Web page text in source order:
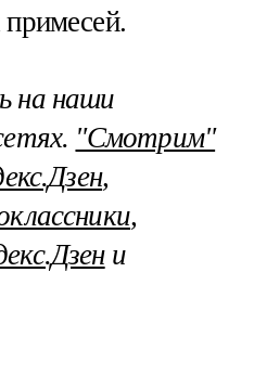
на наши
"Смотрим"
,
,
и